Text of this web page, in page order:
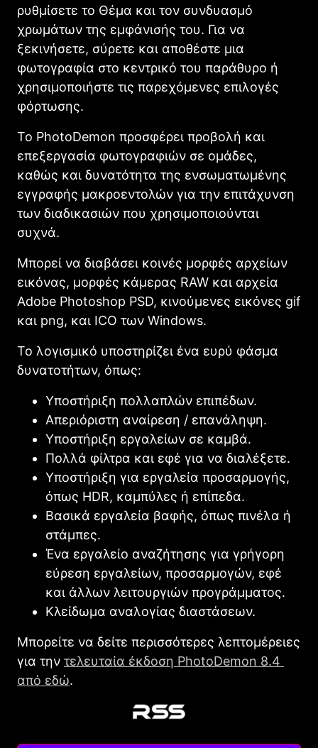
ρυθμίσετε το Θέμα και τον συνδυασμό
χρωμάτων της εμφάνισής του. Για να
ξεκινήσετε, σύρετε και αποθέστε μια
φωτογραφία στο κεντρικό του παράθυρο ή
χρησιμοποιήστε τις παρεχόμενες επιλογές
φόρτωσης.
Το PhotoDemon προσφέρει προβολή και
επεξεργασία φωτογραφιών σε ομάδες,
καθώς και δυνατότητα της ενσωματωμένης
εγγραφής μακροεντολών για την επιτάχυνση
των διαδικασιών που χρησιμοποιούνται
συχνά.
Μπορεί να διαβάσει κοινές μορφές αρχείων
εικόνας, μορφές κάμερας RAW και αρχεία
Adobe Photoshop PSD, κινούμενες εικόνες gif
και png, και ICO των Windows.
Το λογισμικό υποστηρίζει ένα ευρύ φάσμα
δυνατοτήτων, όπως:
Υποστήριξη πολλαπλών επιπέδων.
Απεριόριστη αναίρεση / επανάληψη.
Υποστήριξη εργαλείων σε καμβά.
Πολλά φίλτρα και εφέ για να διαλέξετε.
Υποστήριξη για εργαλεία προσαρμογής,
όπως HDR, καμπύλες ή επίπεδα.
Βασικά εργαλεία βαφής, όπως πινέλα ή
στάμπες.
Ένα εργαλείο αναζήτησης για γρήγορη
εύρεση εργαλείων, προσαρμογών, εφέ
και άλλων λειτουργιών προγράμματος.
Κλείδωμα αναλογίας διαστάσεων.
Μπορείτε να δείτε περισσότερες λεπτομέρειες
για την τελευταία έκδοση PhotoDemon 8.4
από εδώ.